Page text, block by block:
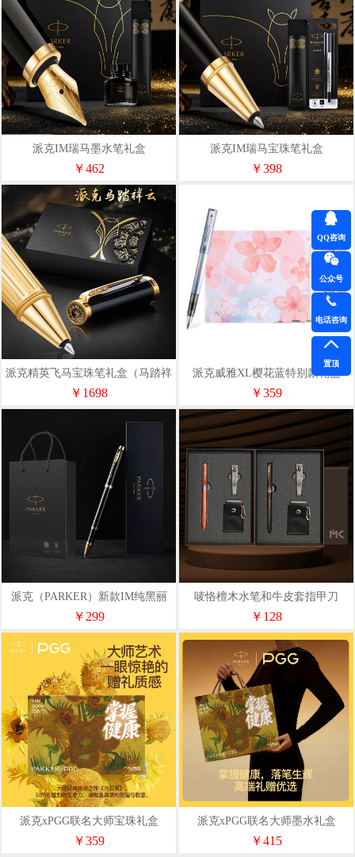
派克IM瑞马墨水笔礼盒
￥462
派克IM瑞马宝珠笔礼盒
￥398
派克精英飞马宝珠笔礼盒（马踏祥
云特别版）
￥1698
派克威雅XL樱花蓝特别款礼盒
￥359
派克（PARKER）新款IM纯黑丽
雅金夹宝珠笔
￥299
唛恪檀木水笔和牛皮套指甲刀
MK92102
￥128
派克xPGG联名大师宝珠礼盒
￥359
派克xPGG联名大师墨水礼盒
￥415
QQ咨询
公众号
电话咨询
置顶